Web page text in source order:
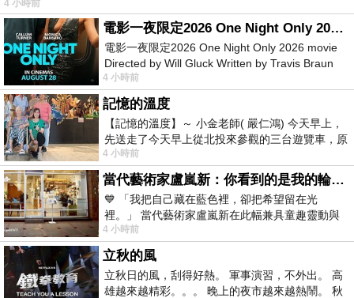
4 小時前
電影一夜限定2026 One Night Only 2026 movie
電影一夜限定2026 One Night Only 2026 movie
Directed by Will Gluck Written by Travis Braun
Starring Monica Barbaro
4 小時前
記憶的溫度
【記憶的溫度】～ 小金老師( 嚴仁鴻) 今天早上，
先送走了今天早上從北投來參觀的三台遊覽車，原
以為展場已經差不多要安靜下來，卻發
4 小時前
當代藝術家盧嵐新：你看到的是我的輪廓，還是你的故事？——藏在藍色裡的希望與光
💙 「我把自己藏在藍色裡，卻把希望留在光
裡。」 當代藝術家盧嵐新在此幅兼具童趣靈動與
抽象韻味的新作中，用湛藍的羽翼般色塊包覆著
4 小時前
立秋的風
立秋日的風，刮得好熱。 軍事演習，不外出。 高
雄越來越精彩。。。 晚上的夜市越來越熱鬧。 秋